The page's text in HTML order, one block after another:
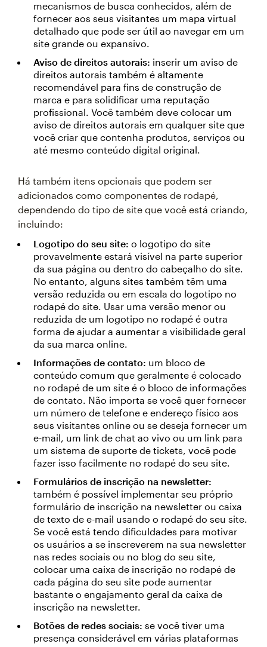
mecanismos de busca conhecidos, além de
fornecer aos seus visitantes um mapa virtual
detalhado que pode ser útil ao navegar em um
site grande ou expansivo.
Aviso de direitos autorais: inserir um aviso de
direitos autorais também é altamente
recomendável para fins de construção de
marca e para solidificar uma reputação
profissional. Você também deve colocar um
aviso de direitos autorais em qualquer site que
você criar que contenha produtos, serviços ou
até mesmo conteúdo digital original.
Há também itens opcionais que podem ser
adicionados como componentes de rodapé,
dependendo do tipo de site que você está criando,
incluindo:
Logotipo do seu site: o logotipo do site
provavelmente estará visível na parte superior
da sua página ou dentro do cabeçalho do site.
No entanto, alguns sites também têm uma
versão reduzida ou em escala do logotipo no
rodapé do site. Usar uma versão menor ou
reduzida de um logotipo no rodapé é outra
forma de ajudar a aumentar a visibilidade geral
da sua marca online.
Informações de contato: um bloco de
conteúdo comum que geralmente é colocado
no rodapé de um site é o bloco de informações
de contato. Não importa se você quer fornecer
um número de telefone e endereço físico aos
seus visitantes online ou se deseja fornecer um
e-mail, um link de chat ao vivo ou um link para
um sistema de suporte de tickets, você pode
fazer isso facilmente no rodapé do seu site.
Formulários de inscrição na newsletter:
também é possível implementar seu próprio
formulário de inscrição na newsletter ou caixa
de texto de e-mail usando o rodapé do seu site.
Se você está tendo dificuldades para motivar
os usuários a se inscreverem na sua newsletter
nas redes sociais ou no blog do seu site,
colocar uma caixa de inscrição no rodapé de
cada página do seu site pode aumentar
bastante o engajamento geral da caixa de
inscrição na newsletter.
Botões de redes sociais: se você tiver uma
presença considerável em várias plataformas